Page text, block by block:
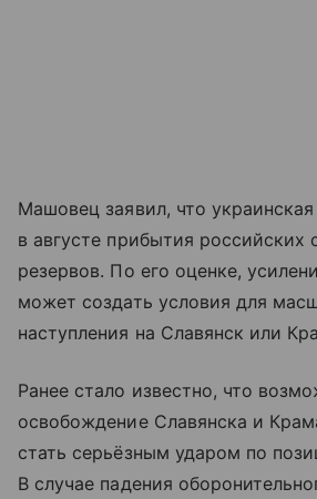
Машовец заявил, что
в августе прибытия российских
резервов. По его оценке,
может создать условия для
наступления на Славянск или
Ранее стало известно, что
освобождение Славянска и
стать серьёзным ударом по
В случае падения